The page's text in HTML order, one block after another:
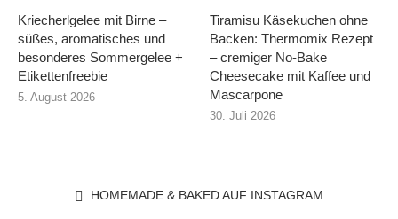
Kriecherlgelee mit Birne –
süßes, aromatisches und
besonderes Sommergelee +
Etikettenfreebie
5. August 2026
Tiramisu Käsekuchen ohne
Backen: Thermomix Rezept
– cremiger No-Bake
Cheesecake mit Kaffee und
Mascarpone
30. Juli 2026
HOMEMADE & BAKED AUF INSTAGRAM